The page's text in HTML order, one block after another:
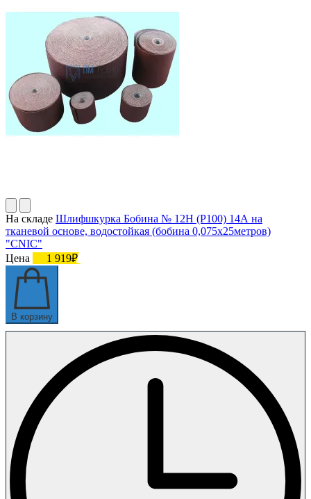
На складе Шлифшкурка Бобина № 12Н (P100) 14А на
тканевой основе, водостойкая (бобина 0,075х25метров)
"CNIC"
Цена
1 919₽
В корзину